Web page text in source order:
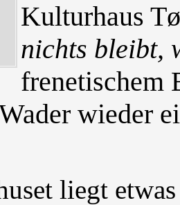
Kulturhaus
nichts bleibt,
frenetischem
wieder
liegt